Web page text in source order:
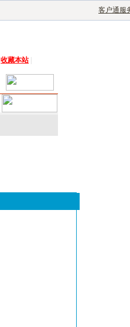
客户通服
收藏本站|